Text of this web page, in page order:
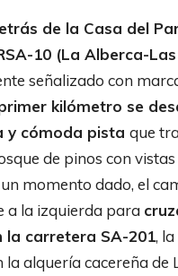
de la Casa del
10 (La Alberca-
señalizado con
kilómetro se
y cómoda pista que
de pinos con vistas
un momento dado, el
a la izquierda para
la carretera SA-201,
la alquería cacereña de